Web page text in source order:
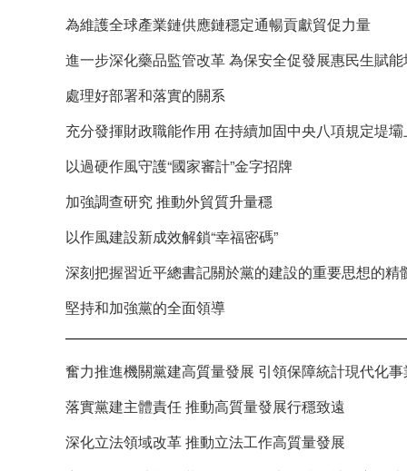
為維護全球產業鏈供應鏈穩定通暢貢獻貿促力量
進一步深化藥品監管改革 為保安全促發展惠民生賦
處理好部署和落實的關系
充分發揮財政職能作用 在持續加固中央八項規定堤
以過硬作風守護“國家審計”金字招牌
加強調查研究 推動外貿質升量穩
以作風建設新成效解鎖“幸福密碼”
深刻把握習近平總書記關於黨的建設的重要思想的精
堅持和加強黨的全面領導
奮力推進機關黨建高質量發展 引領保障統計現代化
落實黨建主體責任 推動高質量發展行穩致遠
深化立法領域改革 推動立法工作高質量發展